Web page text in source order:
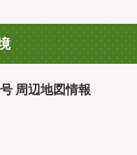
周辺地図情報